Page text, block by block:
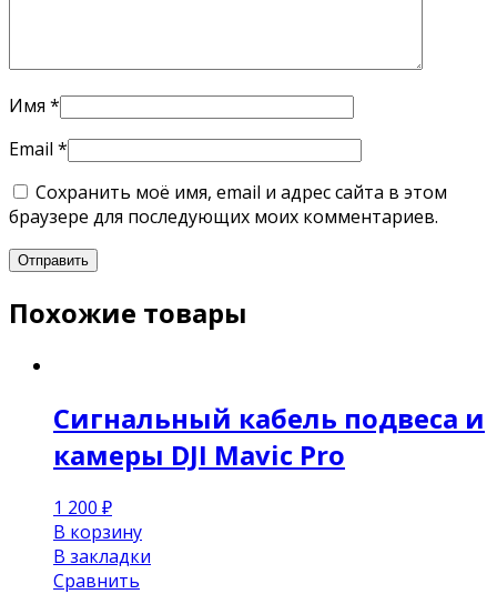
Имя *
Email *
Сохранить моё имя, email и адрес сайта в этом
браузере для последующих моих комментариев.
Похожие товары
Сигнальный кабель подвеса и
камеры DJI Mavic Pro
1 200 ₽
В корзину
В закладки
Сравнить